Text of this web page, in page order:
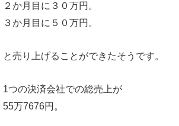
２か月目に３０万円。
３か月目に５０万円。
と売り上げることができたそうです。
1つの決済会社での総売上が
55万7676円。